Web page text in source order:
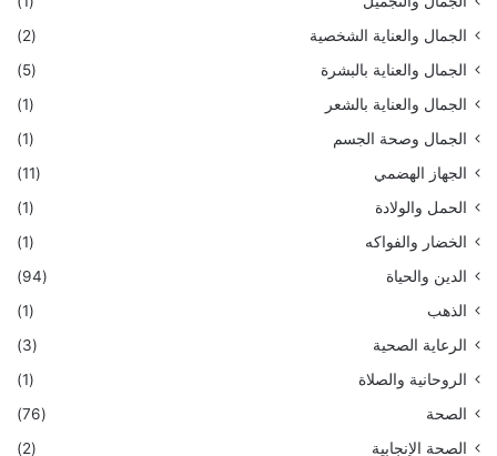
الجمال والعناية الشخصية
(2)
الجمال والعناية بالبشرة
(5)
الجمال والعناية بالشعر
(1)
الجمال وصحة الجسم
(1)
الجهاز الهضمي
(11)
الحمل والولادة
(1)
الخضار والفواكه
(1)
الدين والحياة
(94)
الذهب
(1)
الرعاية الصحية
(3)
الروحانية والصلاة
(1)
الصحة
(76)
الصحة الإنجابية
(2)